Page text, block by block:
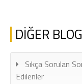
DİĞER
Sıkça Sorulan
Edilenler